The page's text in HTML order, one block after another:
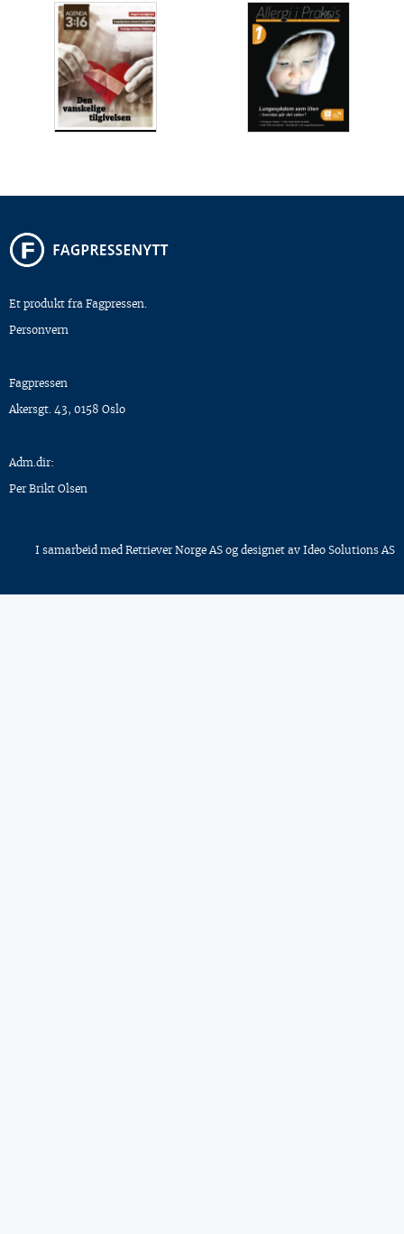
Et produkt fra Fagpressen.
Personvern
Fagpressen
Akersgt. 43, 0158 Oslo
Adm.dir:
Per Brikt Olsen
I samarbeid med Retriever Norge AS og designet av Ideo Solutions AS